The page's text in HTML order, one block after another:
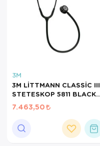
3M
3M LİTTMANN CLASSİC III
STETESKOP 5811 BLACK
SMOKE
7.463,50